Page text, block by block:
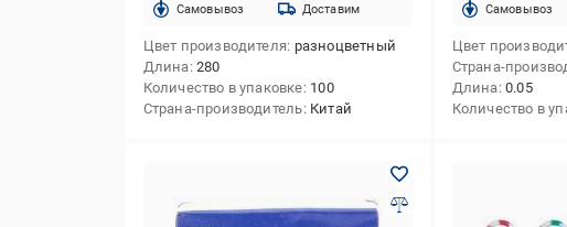
Cамовывоз Доставим
Цвет производителя разноцветный
Длина 280
Количество в упаковке 100
Страна-производитель Китай
Cамовывоз
Цвет
Страна-
Длина 0.05
Количество в